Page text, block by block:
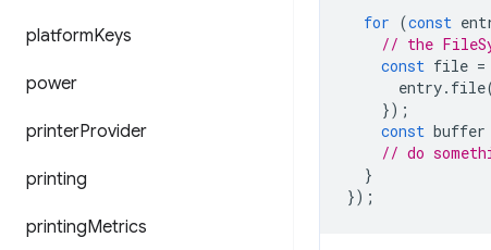
platformKeys
power
printerProvider
printing
printingMetrics
for (const
// the
const file =
entry. file
});
const buffer
// do
}
});